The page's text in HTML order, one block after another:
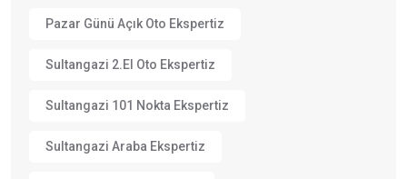
Pazar Günü Açık Oto Ekspertiz
Sultangazi 2.el Oto Ekspertiz
Sultangazi 101 Nokta Ekspertiz
Sultangazi Araba Ekspertiz